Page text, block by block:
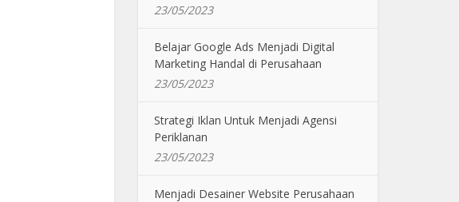
23/05/2023
Belajar Google Ads Menjadi Digital
Marketing Handal di Perusahaan
23/05/2023
Strategi Iklan Untuk Menjadi Agensi
Periklanan
23/05/2023
Menjadi Desainer Website Perusahaan